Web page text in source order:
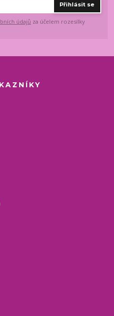
Přihlásit se
údajů za účelem rozesílky